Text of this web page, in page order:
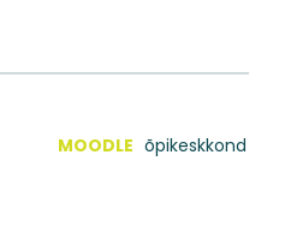
MOODLE õpikeskkond